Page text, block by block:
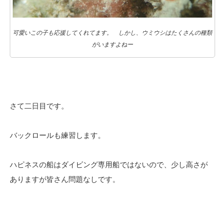
可愛いこの子も応援してくれてます。 しかし、ウミウシはたくさんの種類
がいますよねー
さて二日目です。
バックロールも練習します。
ハピネスの船はダイビング専用船ではないので、少し高さが
ありますが皆さん問題なしです。